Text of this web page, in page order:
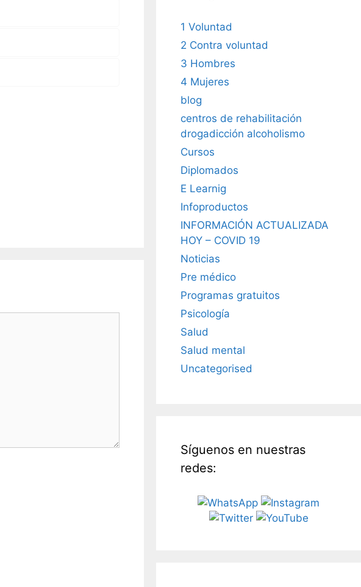
1 Voluntad
2 Contra voluntad
3 Hombres
4 Mujeres
blog
centros de rehabilitación
drogadicción alcoholismo
Cursos
Diplomados
E Learnig
Infoproductos
INFORMACIÓN ACTUALIZADA
HOY – COVID 19
Noticias
Pre médico
Programas gratuitos
Psicología
Salud
Salud mental
Uncategorised
Síguenos en nuestras
redes: